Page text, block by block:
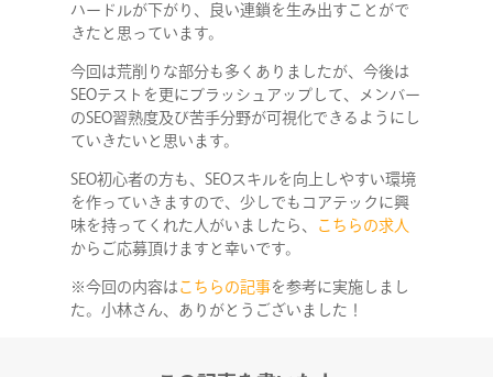
ハードルが下がり、良い連鎖を生み出すことがで
きたと思っています。
今回は荒削りな部分も多くありましたが、今後は
SEOテストを更にブラッシュアップして、メンバー
のSEO習熟度及び苦手分野が可視化できるようにし
ていきたいと思います。
SEO初心者の方も、SEOスキルを向上しやすい環境
を作っていきますので、少しでもコアテックに興
味を持ってくれた人がいましたら、
こちらの求人
からご応募頂けますと幸いです。
※今回の内容は こちらの記事を参考に実施しまし
た。小林さん、ありがとうございました！